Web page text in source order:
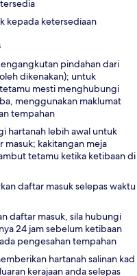
kepada ketersediaan
pindahan dari
dikenakan); untuk
mesti menghubungi
menggunakan maklumat
tempahan
hartanah lebih awal untuk
masuk; kakitangan meja
tetamu ketika ketibaan di
daftar masuk selepas waktu
daftar masuk, sila hubungi
24 jam sebelum ketibaan
pengesahan tempahan
hartanah salinan kad
kerajaan anda selepas